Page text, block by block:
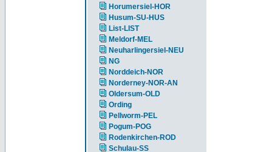
Horumersiel-HOR
Husum-SU-HUS
List-LIST
Meldorf-MEL
Neuharlingersiel-NEU
NG
Norddeich-NOR
Norderney-NOR-AN
Oldersum-OLD
Ording
Pellworm-PEL
Pogum-POG
Rodenkirchen-ROD
Schulau-SS